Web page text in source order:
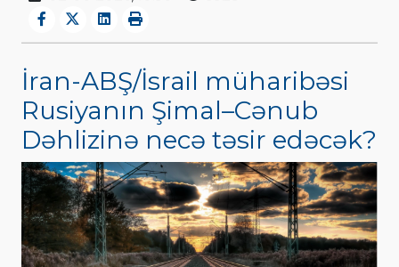
İran-ABŞ/İsrail müharibəsi
Rusiyanın Şimal–Cənub
Dəhlizinə necə təsir edəcək?